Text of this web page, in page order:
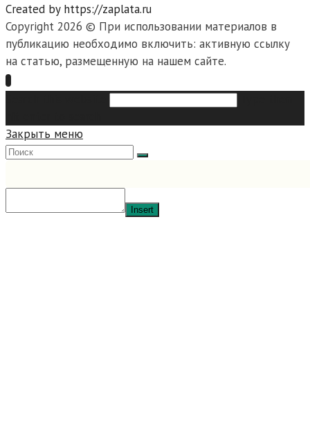
Created by https://zaplata.ru
Copyright 2026 © При использовании материалов в
публикацию необходимо включить: активную ссылку
на статью, размещенную на нашем сайте.
Закрыть меню
Insert